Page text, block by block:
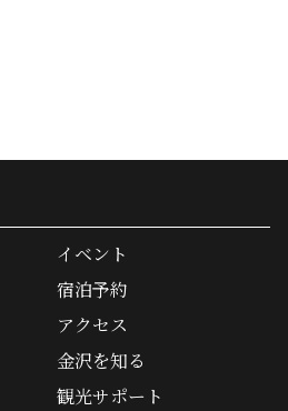
イベント
宿泊予約
アクセス
金沢を知る
観光サポート